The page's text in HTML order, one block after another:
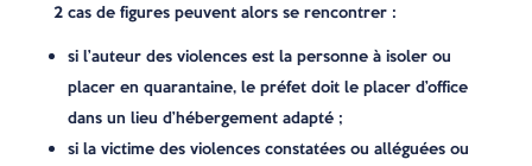
2 cas de figures peuvent alors se rencontrer :
si l’auteur des violences est la personne à isoler ou
placer en quarantaine, le préfet doit le placer d’office
dans un lieu d’hébergement adapté ;
si la victime des violences constatées ou alléguées ou